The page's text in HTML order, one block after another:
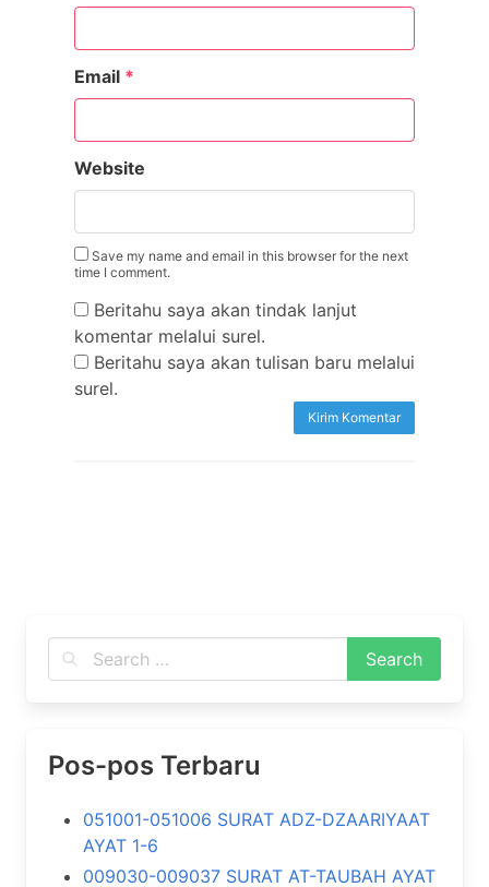
Email *
Website
Save my name and email in this browser for the next
time I comment.
Beritahu saya akan tindak lanjut
komentar melalui surel.
Beritahu saya akan tulisan baru melalui
surel.
Pos-pos Terbaru
051001-051006 SURAT ADZ-DZAARIYAAT
AYAT 1-6
009030-009037 SURAT AT-TAUBAH AYAT